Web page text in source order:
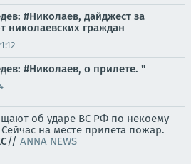
#Николаев, дайджест за
николаевских граждан
#Николаев, о прилете. "
об ударе ВС РФ по некоему
на месте прилета пожар.
// ANNA NEWS